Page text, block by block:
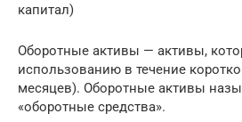
капитал)
Оборотные активы — активы,
использованию в течение
месяцев). Оборотные активы
«оборотные средства».